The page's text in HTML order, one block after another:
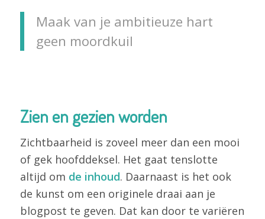
Maak van je ambitieuze hart
geen moordkuil
Zien en gezien worden
Zichtbaarheid is zoveel meer dan een mooi
of gek hoofddeksel. Het gaat tenslotte
altijd om de inhoud. Daarnaast is het ook
de kunst om een originele draai aan je
blogpost te geven. Dat kan door te variëren